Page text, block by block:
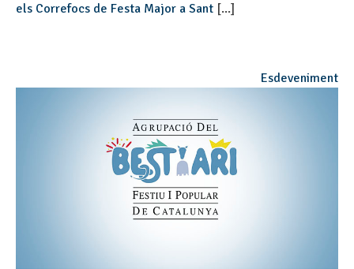
els Correfocs de Festa Major a Sant [...]
Esdeveniment